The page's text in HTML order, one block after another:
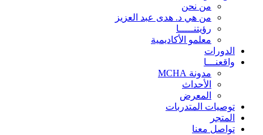
من نحن
من هي د. هدى عبد العزيز
رؤيتنـــــا
معلمو الأكاديمية
الدورات
واقعنـــا
مدونة MCHA
الأحداث
المعرض
توصيات المتدربات
المتجر
تواصل معنا